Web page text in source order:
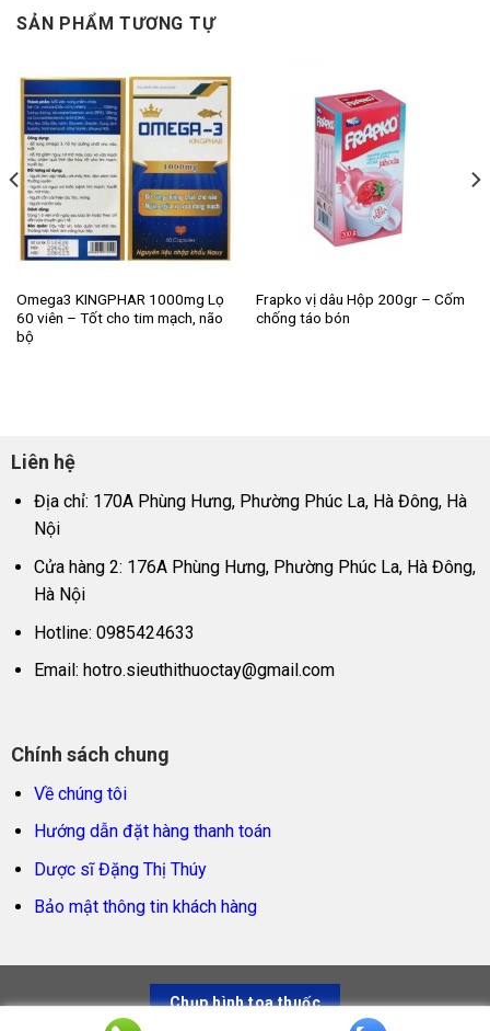
SẢN PHẨM TƯƠNG TỰ
Omega3 KINGPHAR 1000mg Lọ
60 viên – Tốt cho tim mạch, não
bộ
Frapko vị dâu Hộp 200gr – Cốm
chống táo bón
Liên hệ
Địa chỉ: 170A Phùng Hưng, Phường Phúc La, Hà Đông, Hà
Nội
Cửa hàng 2: 176A Phùng Hưng, Phường Phúc La, Hà Đông,
Hà Nội
Hotline: 0985424633
Email: hotro.sieuthithuoctay@gmail.com
Chính sách chung
Về chúng tôi
Hướng dẫn đặt hàng thanh toán
Dược sĩ Đặng Thị Thúy
Bảo mật thông tin khách hàng
Chụp hình toa thuốc